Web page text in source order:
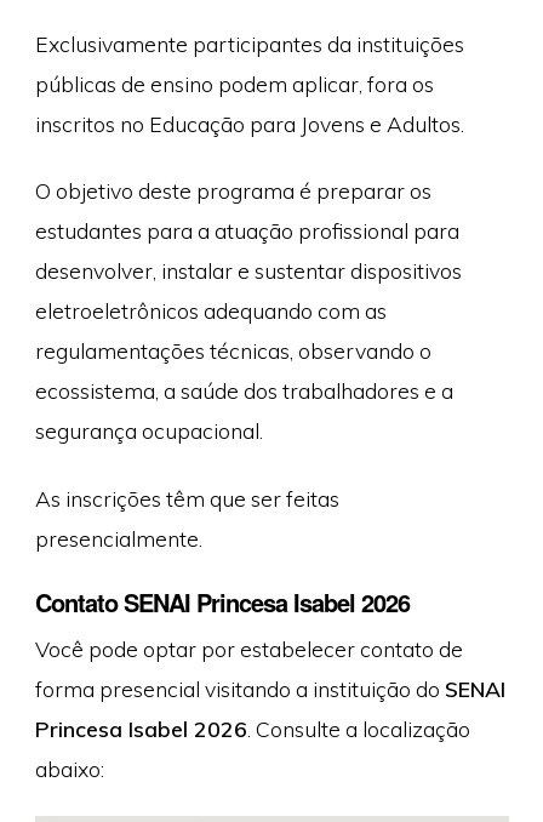
Exclusivamente participantes da instituições
públicas de ensino podem aplicar, fora os
inscritos no Educação para Jovens e Adultos.
O objetivo deste programa é preparar os
estudantes para a atuação profissional para
desenvolver, instalar e sustentar dispositivos
eletroeletrônicos adequando com as
regulamentações técnicas, observando o
ecossistema, a saúde dos trabalhadores e a
segurança ocupacional.
As inscrições têm que ser feitas
presencialmente.
Contato SENAI Princesa Isabel 2026
Você pode optar por estabelecer contato de
forma presencial visitando a instituição do SENAI
Princesa Isabel 2026 . Consulte a localização
abaixo: